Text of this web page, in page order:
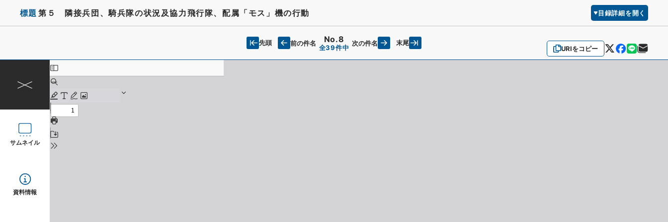
標題 第５ 隣接兵団、騎兵隊の状況及協力飛行隊、配属「モス」機の行動 目録詳細を開く
URIをコピー
先頭 前の件名 No.8
全39件中
次の件名 末尾
サムネイル
資料情報